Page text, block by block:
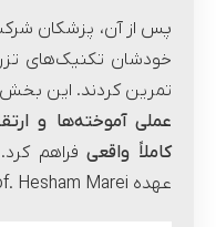
پس از آن، پزشکان
خودشان تکنیک‌های
تمرین کردند. این بخش
عملی آموخته‌ها و
کاملاً واقعیفراهم
عهده Prof. Hesham Marei از دانشگاه GMU بود.